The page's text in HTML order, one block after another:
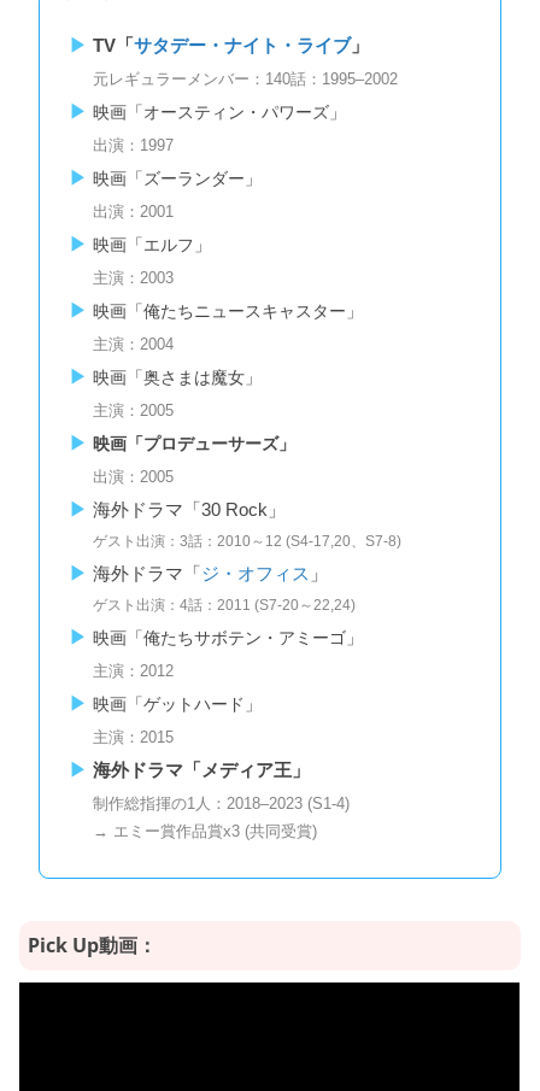
TV「サタデー・ナイト・ライブ」
元レギュラーメンバー：140話：1995–2002
映画「オースティン・パワーズ」
出演：1997
映画「ズーランダー」
出演：2001
映画「エルフ」
主演：2003
映画「俺たちニュースキャスター」
主演：2004
映画「奥さまは魔女」
主演：2005
映画「プロデューサーズ」
出演：2005
海外ドラマ「30 Rock」
ゲスト出演：3話：2010～12 (S4-17,20、S7-8)
海外ドラマ「ジ・オフィス 」
ゲスト出演：4話：2011 (S7-20～22,24)
映画「俺たちサボテン・アミーゴ」
主演：2012
映画「ゲットハード」
主演：2015
海外ドラマ「メディア王」
制作総指揮の1人：2018–2023 (S1-4)
→ エミー賞作品賞x3 (共同受賞)
Pick Up動画：